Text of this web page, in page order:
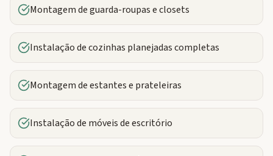
Montagem de guarda-roupas e closets
Instalação de cozinhas planejadas completas
Montagem de estantes e prateleiras
Instalação de móveis de escritório